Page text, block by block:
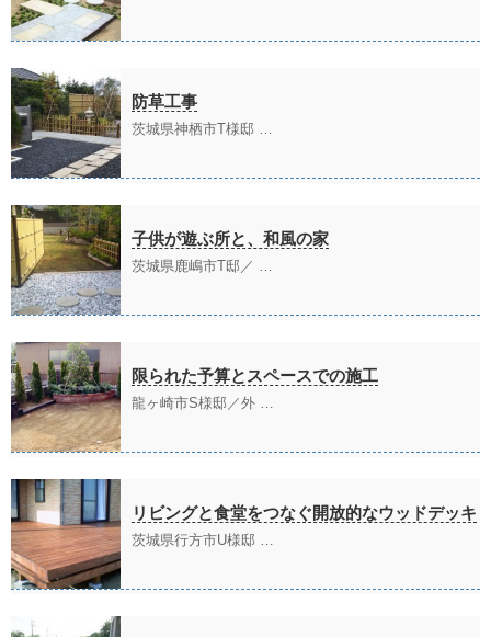
防草工事
茨城県神栖市T様邸 …
子供が遊ぶ所と、和風の家
茨城県鹿嶋市T邸／ …
限られた予算とスペースでの施工
龍ヶ崎市S様邸／外 …
リビングと食堂をつなぐ開放的なウッドデッキ
茨城県行方市U様邸 …